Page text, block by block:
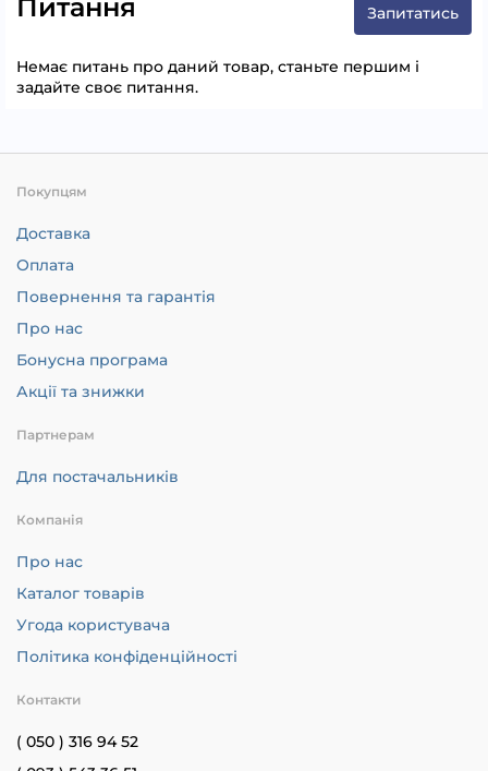
Питання Запитатись
Немає питань про даний товар, станьте першим і
задайте своє питання.
Покупцям
Доставка
Оплата
Повернення та гарантія
Про нас
Бонусна програма
Акції та знижки
Партнерам
Для постачальників
Компанія
Про нас
Каталог товарів
Угода користувача
Політика конфіденційності
Контакти
( 050 ) 316 94 52